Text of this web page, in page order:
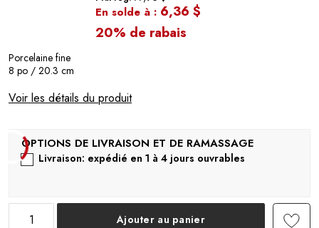
En solde à : 6,36 $
20% de rabais
Porcelaine fine
8 po / 20.3 cm
Voir les détails du produit
Livraison: expédié en 1 à 4 jours ouvrables
Ajouter au panier